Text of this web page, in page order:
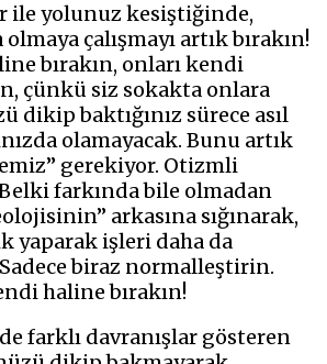
ile yolunuz kesiştiğinde,
çalışmayı artık bırakın!
bırakın, onları kendi
çünkü siz sokakta onlara
dikip baktığınız sürece asıl
olamayacak. Bunu artık
gerekiyor. Otizmli
farkında bile olmadan
arkasına sığınarak,
yaparak işleri daha da
biraz normalleştirin.
haline bırakın!
farklı davranışlar gösteren